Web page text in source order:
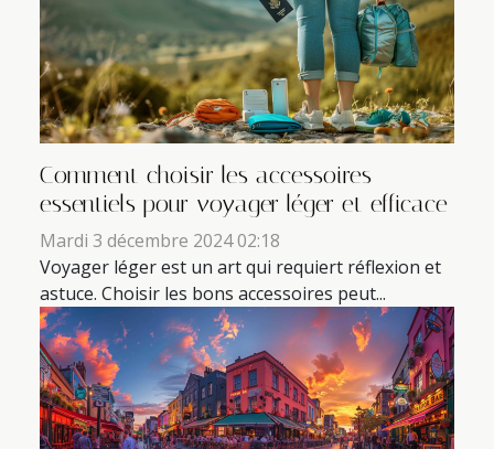
Comment choisir les accessoires
essentiels pour voyager léger et efficace
Mardi 3 décembre 2024 02:18
Voyager léger est un art qui requiert réflexion et
astuce. Choisir les bons accessoires peut...